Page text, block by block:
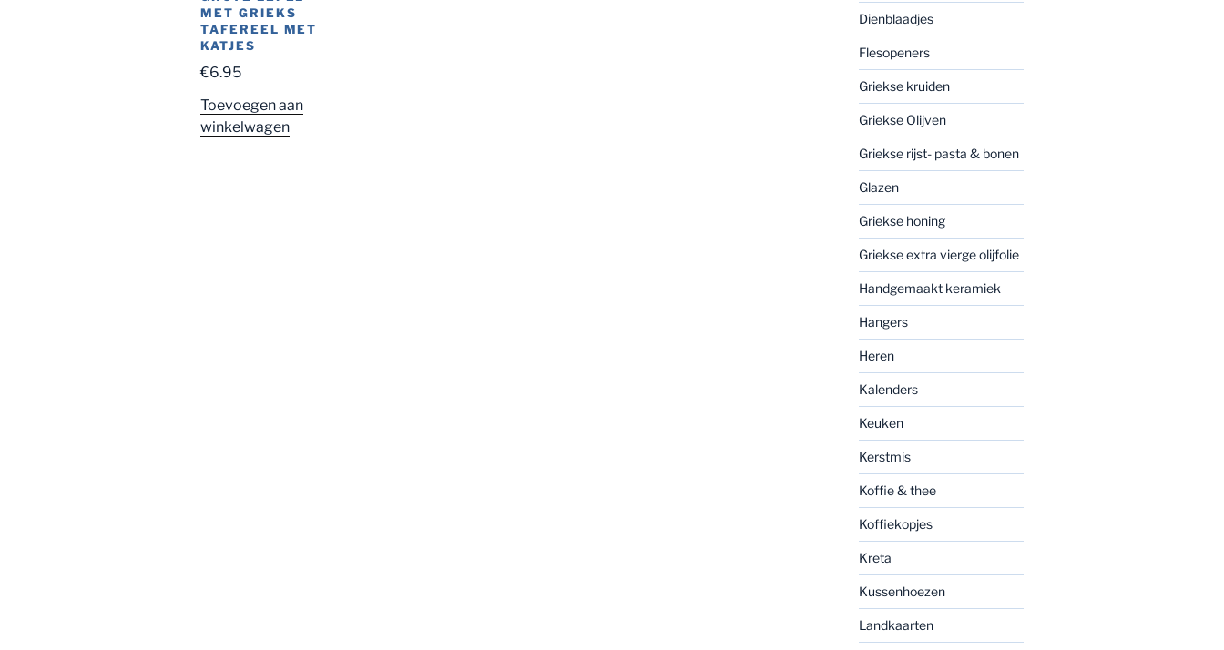
MET GRIEKS
TAFEREEL MET
KATJES
€6.95
Toevoegen aan
winkelwagen
Dienblaadjes
Flesopeners
Griekse kruiden
Griekse Olijven
Griekse rijst- pasta & bonen
Glazen
Griekse honing
Griekse extra vierge olijfolie
Handgemaakt keramiek
Hangers
Heren
Kalenders
Keuken
Kerstmis
Koffie & thee
Koffiekopjes
Kreta
Kussenhoezen
Landkaarten